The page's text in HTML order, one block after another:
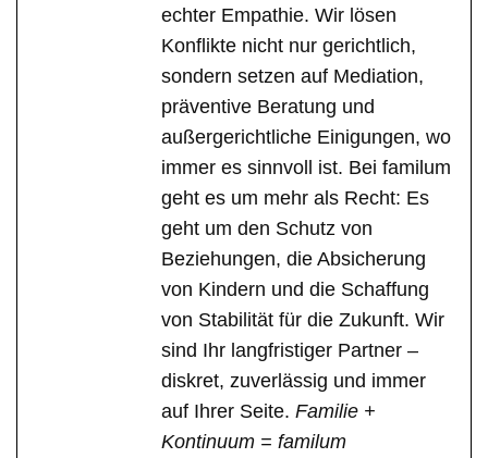
echter Empathie. Wir lösen
Konflikte nicht nur gerichtlich,
sondern setzen auf Mediation,
präventive Beratung und
außergerichtliche Einigungen, wo
immer es sinnvoll ist. Bei familum
geht es um mehr als Recht: Es
geht um den Schutz von
Beziehungen, die Absicherung
von Kindern und die Schaffung
von Stabilität für die Zukunft. Wir
sind Ihr langfristiger Partner –
diskret, zuverlässig und immer
auf Ihrer Seite. Familie +
Kontinuum = familum